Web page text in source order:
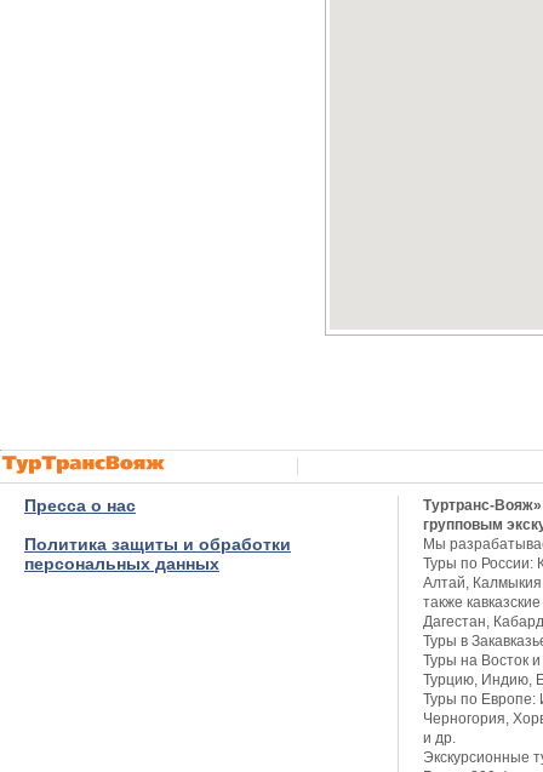
Пресса о нас
Политика защиты и обработки
персональных данных
Туртранс-
групповым
Мы
Туры по России:
Алтай,
также
Дагестан,
Туры в
Туры на Восток
Турцию, Индию,
Туры по Европе:
Черногория,
и др.
Экскурсионные